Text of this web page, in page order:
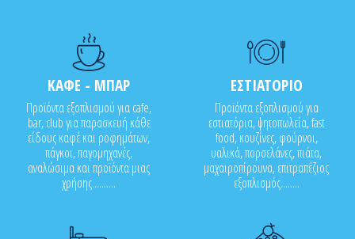
ΚΑΦΕ - ΜΠΑΡ
Προϊόντα εξοπλισμού για cafe,
bar, club για παρασκευή κάθε
είδους καφέ και ροφημάτων,
πάγκοι, παγομηχανές,
αναλώσιμα και προϊόντα μιας
χρήσης..........
ΕΣΤΙΑΤΟΡΙΟ
Προϊόντα εξοπλισμού για
εστιατόρια, ψητοπωλεία, fast
food, κουζίνες, φούρνοι,
υαλικά, πορσελάνες, πιάτα,
μαχαιροπίρουνα, επιτραπέζιος
εξοπλισμός........